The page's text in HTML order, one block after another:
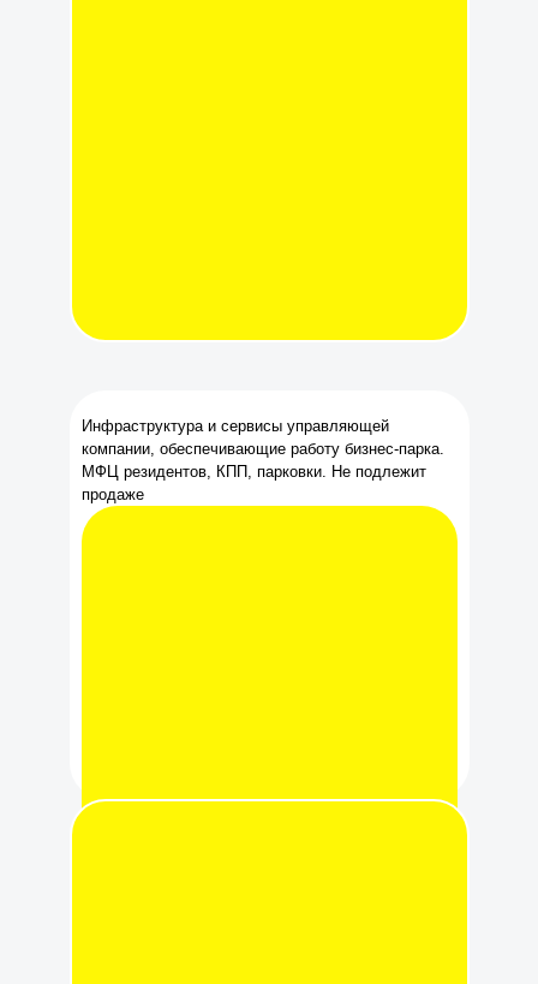
Инфраструктура и сервисы управляющей
компании, обеспечивающие работу бизнес-парка.
МФЦ резидентов, КПП, парковки. Не подлежит
продаже